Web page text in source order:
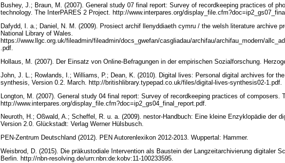
Bushey, J.; Braun, M. (2007). General study 07 final report: Survey of recordkeeping practices of
technology. The InterPARES 2 Project. http://www.interpares.org/
Dafydd, I. a.; Daniel, N. M. (2009). Prosiect archif llenyddiaeth cymru / the welsh literature archive
National Library of Wales.
https://www.llgc.org.uk/fileadmin/fileadmin/docs_gwefan/casgliadau/archifau/archifau_modern/
.pdf.
Hollaus, M. (2007). Der Einsatz von Online-Befragungen in der empirischen Sozialforschung.
John, J. L.; Rowlands, I.; Williams, P.; Dean, K. (2010). Digital lives: Personal digital archives for
synthesis, Version 0.2. March. http://britishlibrary.typepad.co.uk/files/digital-lives-synthesis02-1.pdf.
Longton, M. (2007). General study 04 final report: Survey of recordkeeping practices of composers.
http://www.interpares.org/display_file.cfm?doc=ip2_gs04_final_report.pdf.
Neuroth, H.; Oßwald, A.; Scheffel, R. u. a. (2009). nestor-Handbuch: Eine kleine Enzyklopädie der
Version 2.0. Glückstadt: Verlag Werner Hülsbusch.
PEN-Zentrum Deutschland (2012). PEN Autorenlexikon 2012-2013. Wuppertal: Hammer.
Weisbrod, D. (2015). Die präkustodiale Intervention als Baustein der Langzeitarchivierung digitaler
Berlin. http://nbn-resolving.de/urn:nbn:de:kobv:11-100233595.